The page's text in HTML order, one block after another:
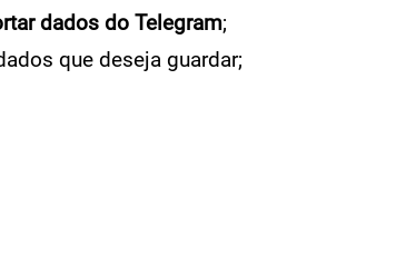
dados do Telegram;
que deseja guardar;